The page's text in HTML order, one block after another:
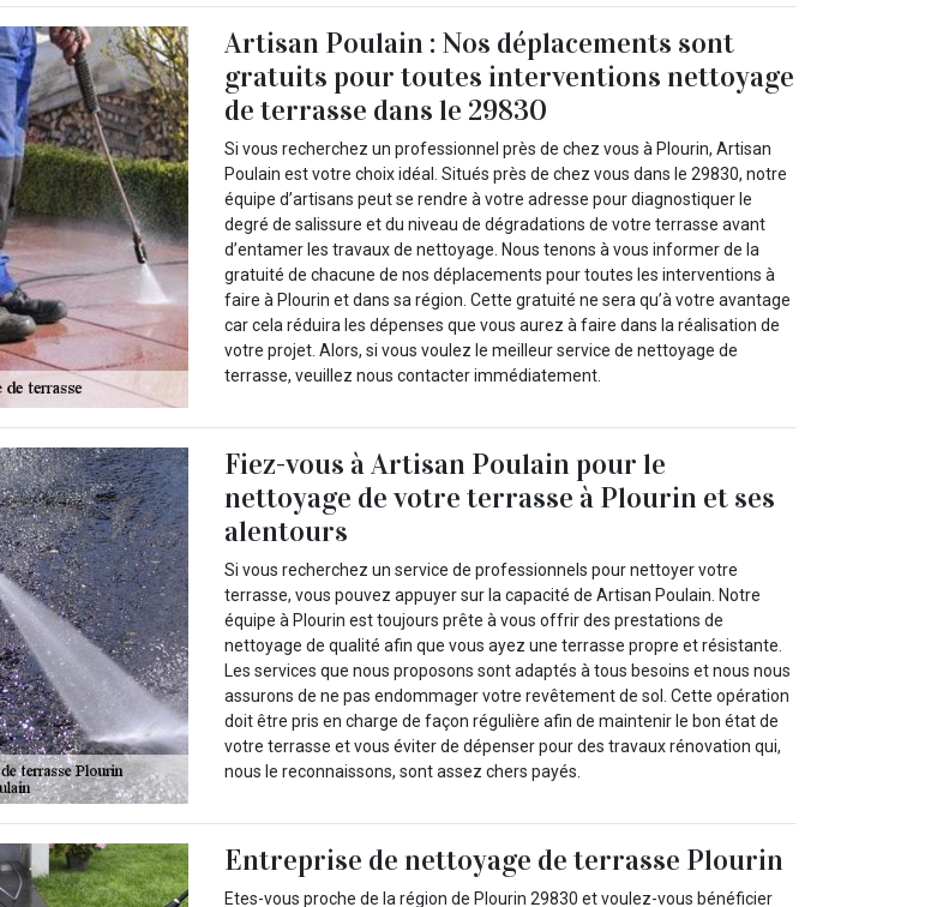
Artisan Poulain : Nos déplacements sont
gratuits pour toutes interventions nettoyage
de terrasse dans le 29830
Si vous recherchez un professionnel près de chez vous à Plourin, Artisan
Poulain est votre choix idéal. Situés près de chez vous dans le 29830, notre
équipe d’artisans peut se rendre à votre adresse pour diagnostiquer le
degré de salissure et du niveau de dégradations de votre terrasse avant
d’entamer les travaux de nettoyage. Nous tenons à vous informer de la
gratuité de chacune de nos déplacements pour toutes les interventions à
faire à Plourin et dans sa région. Cette gratuité ne sera qu’à votre avantage
car cela réduira les dépenses que vous aurez à faire dans la réalisation de
votre projet. Alors, si vous voulez le meilleur service de nettoyage de
terrasse, veuillez nous contacter immédiatement.
Fiez-vous à Artisan Poulain pour le
nettoyage de votre terrasse à Plourin et ses
alentours
Si vous recherchez un service de professionnels pour nettoyer votre
terrasse, vous pouvez appuyer sur la capacité de Artisan Poulain. Notre
équipe à Plourin est toujours prête à vous offrir des prestations de
nettoyage de qualité afin que vous ayez une terrasse propre et résistante.
Les services que nous proposons sont adaptés à tous besoins et nous nous
assurons de ne pas endommager votre revêtement de sol. Cette opération
doit être pris en charge de façon régulière afin de maintenir le bon état de
votre terrasse et vous éviter de dépenser pour des travaux rénovation qui,
nous le reconnaissons, sont assez chers payés.
Entreprise de nettoyage de terrasse Plourin
Etes-vous proche de la région de Plourin 29830 et voulez-vous bénéficier